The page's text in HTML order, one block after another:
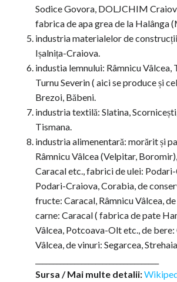
Sodice Govora, DOLJCHIM
fabrica de apa grea de la Halânga
industria materialelor de
Ișalnița-Craiova.
industia lemnului: Râmnicu Vâlcea,
Turnu Severin ( aici se produce și
Brezoi, Băbeni.
industria textilă: Slatina,
Tismana.
industria alimenentară: morărit și
Râmnicu Vâlcea (Velpitar,
Caracal etc., fabrici de ulei:
Podari-Craiova, Corabia, de
fructe: Caracal, Râmnicu Vâlcea,
carne: Caracal ( fabrica de pate
Vâlcea, Potcoava-Olt etc., de bere:
Vâlcea, de vinuri: Segarcea,
Sursa / Mai multe detalii: